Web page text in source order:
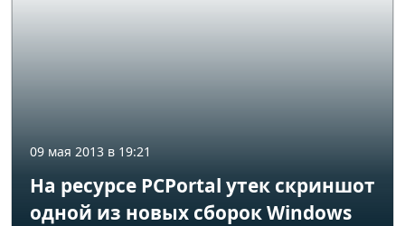
09 мая 2013 в 19:21
На ресурсе PCPortal утек скриншот
одной из новых сборок Windows